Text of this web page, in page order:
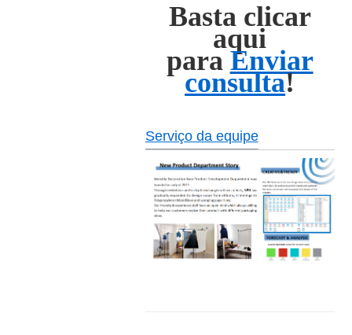
Basta clicar
aqui
para Enviar
consulta!
Serviço da equipe